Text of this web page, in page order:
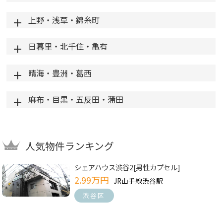
上野・浅草・錦糸町
日暮里・北千住・亀有
晴海・豊洲・葛西
麻布・目黒・五反田・蒲田
人気物件ランキング
シェアハウス渋谷2[男性カプセル]
2.99万円 JR山手線渋谷駅
渋谷区